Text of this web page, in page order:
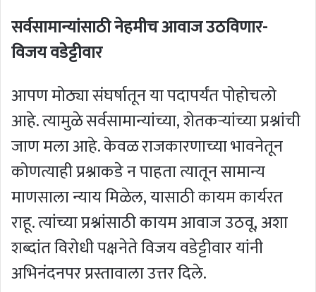
सर्वसामान्यांसाठी नेहमीच आवाज उठविणार-
विजय वडेट्टीवार
आपण मोठ्या संघर्षातून या पदापर्यंत पोहोचलो
आहे. त्यामुळे सर्वसामान्यांच्या, शेतकऱ्यांच्या प्रश्नांची
जाण मला आहे. केवळ राजकारणाच्या भावनेतून
कोणत्याही प्रश्नाकडे न पाहता त्यातून सामान्य
माणसाला न्याय मिळेल, यासाठी कायम कार्यरत
राहू. त्यांच्या प्रश्नांसाठी कायम आवाज उठवू, अशा
शब्दांत विरोधी पक्षनेते विजय वडेट्टीवार यांनी
अभिनंदनपर प्रस्तावाला उत्तर दिले.